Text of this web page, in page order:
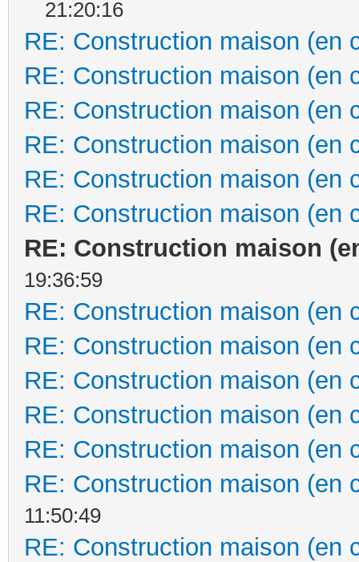
21:20:16
RE: Construction maison (en
RE: Construction maison (en
RE: Construction maison (en
RE: Construction maison (en
RE: Construction maison (en
RE: Construction maison (en
RE: Construction maison
19:36:59
RE: Construction maison (en
RE: Construction maison (en
RE: Construction maison (en
RE: Construction maison (en
RE: Construction maison (en
RE: Construction maison (en
11:50:49
RE: Construction maison (en